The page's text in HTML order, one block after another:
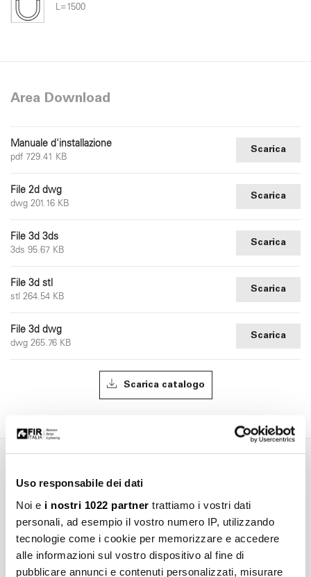
Uso responsabile dei dati
Noi e i nostri 1022 partner trattiamo i vostri dati
personali, ad esempio il vostro numero IP, utilizzando
tecnologie come i cookie per memorizzare e accedere
alle informazioni sul vostro dispositivo al fine di
pubblicare annunci e contenuti personalizzati, misurare
L=1500
Area Download
Manuale d'installazione
pdf 729.41 KB
Scarica
File 2d dwg
dwg 201.16 KB
Scarica
File 3d 3ds
3ds 95.67 KB
Scarica
File 3d stl
stl 264.54 KB
Scarica
File 3d dwg
dwg 265.76 KB
Scarica
Scarica catalogo
documento sono di esclusiva proprietà di Fir Italia S.p.A.© e sono
tutelati dal diritto d’autore e dal diritto del marchio. La riproduzione
fraudolenta, l'ulteriore elaborazione o ulteriori utilizzi con media
elettronici, sia per l'utilizzo privato che per quello commerciale, sono
espressamente vietate senza preventiva autorizzazione di Fir Italia